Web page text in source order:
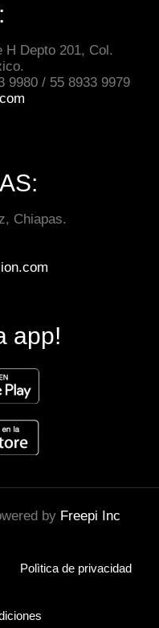
H Depto 201, Col.
9980 / 55 8933 9979
Chiapas.
app!
by Freepi Inc
Polìtica de privacidad